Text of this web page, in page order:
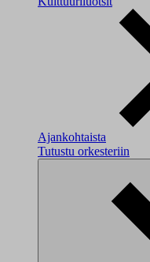
Ajankohtaista
Tutustu orkesteriin